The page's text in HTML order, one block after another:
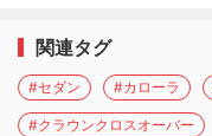
関連タグ
#セダン #カローラ
#クラウンクロスオーバー